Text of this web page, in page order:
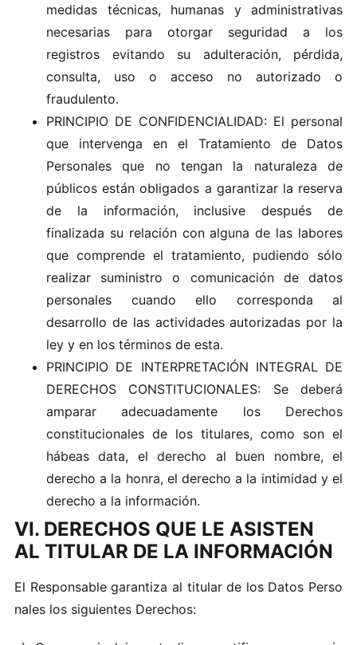
medidas técnicas, humanas y administrativas
necesarias para otorgar seguridad a los
registros evitando su adulteración, pérdida,
consulta, uso o acceso no autorizado o
fraudulento.
PRINCIPIO DE CONFIDENCIALIDAD: El personal
que intervenga en el Tratamiento de Datos
Personales que no tengan la naturaleza de
públicos están obligados a garantizar la reserva
de la información, inclusive después de
finalizada su relación con alguna de las labores
que comprende el tratamiento, pudiendo sólo
realizar suministro o comunicación de datos
personales cuando ello corresponda al
desarrollo de las actividades autorizadas por la
ley y en los términos de esta.
PRINCIPIO DE INTERPRETACIÓN INTEGRAL DE
DERECHOS CONSTITUCIONALES: Se deberá
amparar adecuadamente los Derechos
constitucionales de los titulares, como son el
hábeas data, el derecho al buen nombre, el
derecho a la honra, el derecho a la intimidad y el
derecho a la información.
VI. DERECHOS QUE LE ASISTEN
AL TITULAR DE LA INFORMACIÓN
El‌ Resp​o‌ns‌a‍b‌le garantiza a l t​i t​ula‍r d‌e los‌ Datos Perso​
nales los sigu‌i‌entes D‍erec‍hos: